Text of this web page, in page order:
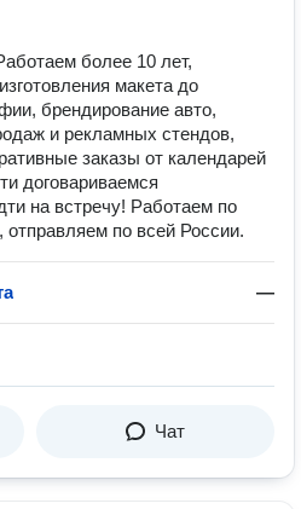
более 10 лет,
макета до
брендирование авто,
и рекламных стендов,
заказы от календарей
договариваемся
на встречу! Работаем по
отправляем по всей России.
—
Чат